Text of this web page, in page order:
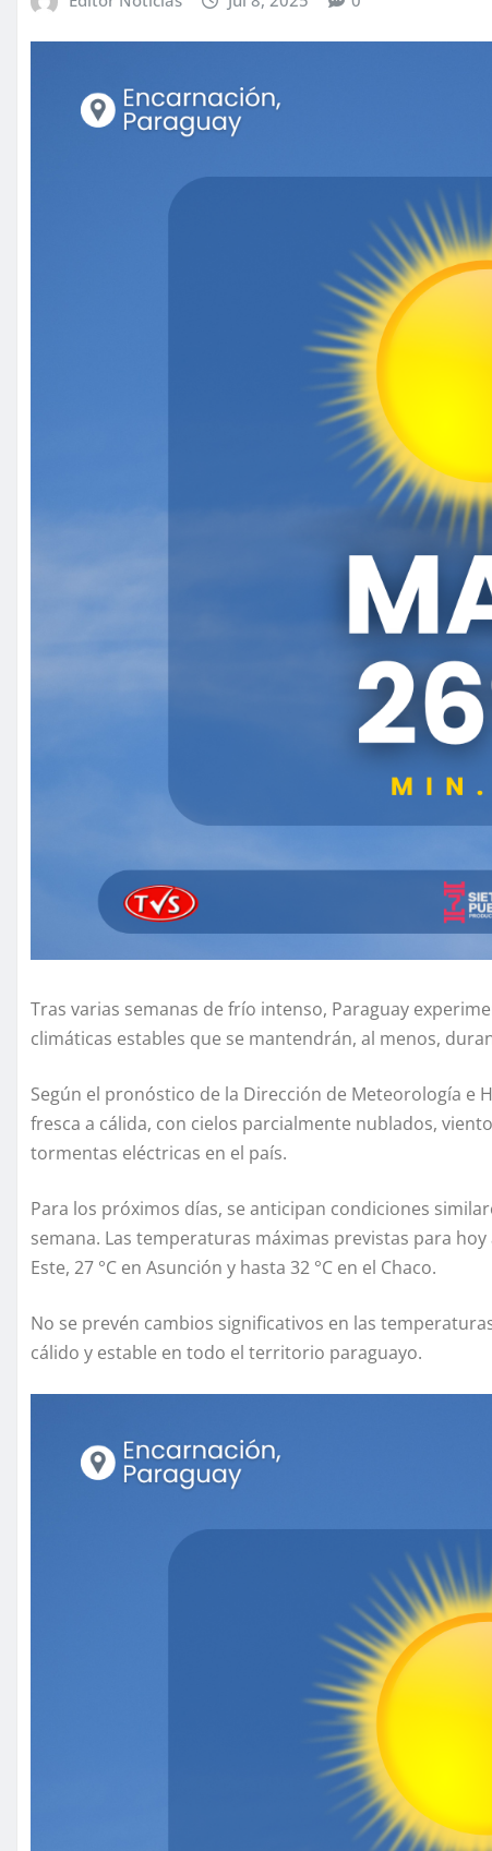
Tras varias semanas de frío intenso, Paraguay
climáticas estables que se mantendrán, al menos,
Según el pronóstico de la Dirección de Meteorología e
fresca a cálida, con cielos parcialmente nublados,
tormentas eléctricas en el país.
Para los próximos días, se anticipan condiciones
semana. Las temperaturas máximas previstas para hoy
Este, 27 °C en Asunción y hasta 32 °C en el Chaco.
No se prevén cambios significativos en las
cálido y estable en todo el territorio paraguayo.